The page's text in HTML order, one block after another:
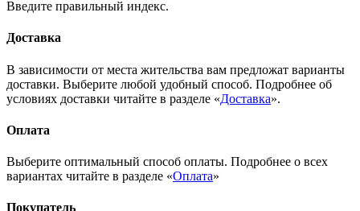
Введите правильный индекс.
Доставка
В зависимости от места жительства вам предложат варианты
доставки. Выберите любой удобный способ. Подробнее об
условиях доставки читайте в разделе «Доставка».
Оплата
Выберите оптимальный способ оплаты. Подробнее о всех
вариантах читайте в разделе «Оплата»
Покупатель